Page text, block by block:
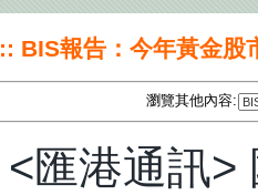
:: BIS報告：今年黃金股
瀏覽其他內容:
<匯港通訊>